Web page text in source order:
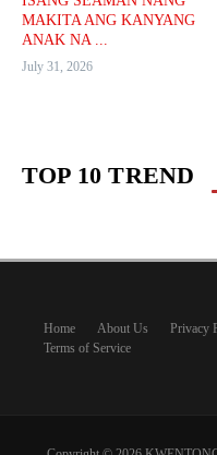
MAKITA ANG KANYANG
ANAK NA ...
July 31, 2026
TOP 10 TREND
Home About Us Privacy
Terms of Service